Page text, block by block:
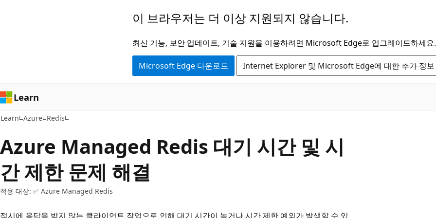
로
건
너
뛰
이 브라우저는 더 이상 지원되지 않습니다.
최신 기능, 보안 업데이트, 기술 지원을 이용하려면 Microsoft Edge로 업그레이드하세요.
Microsoft Edge 다운로드 Internet Explorer 및 Microsoft Edge에 대한 추가 정보
Learn
Learn Azure Redis
Azure Managed Redis 대기 시간 및 시
간 제한 문제 해결
적용 대상: ✅ Azure Managed Redis
적시에 응답을 받지 않는 클라이언트 작업으로 인해 대기 시간이 높거나 시간 제한 예외가 발생할 수 있